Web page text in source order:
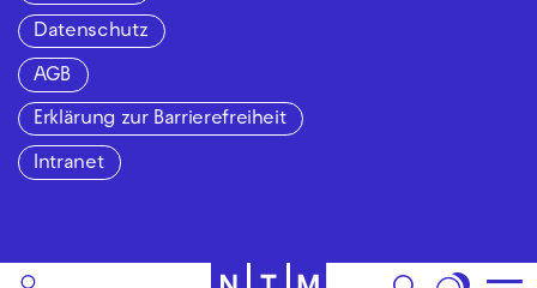
Datenschutz
AGB
Erklärung zur Barrierefreiheit
Intranet